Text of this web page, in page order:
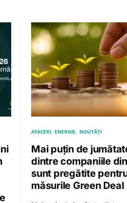
AFACERI ENERGIE NOUTĂȚI
Mai puțin de
dintre companiile
sunt pregătite
măsurile Green Deal